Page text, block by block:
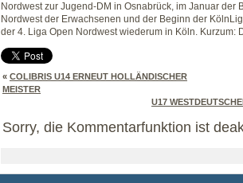
Nordwest zur Jugend-DM in Osnabrück, im Januar der
Nordwest der Erwachsenen und der Beginn der
der 4. Liga Open Nordwest wiederum in Köln. Kurzum:
« COLIBRIS U14 ERNEUT HOLLÄNDISCHER
MEISTER
U17
Sorry, die Kommentarfunktion ist